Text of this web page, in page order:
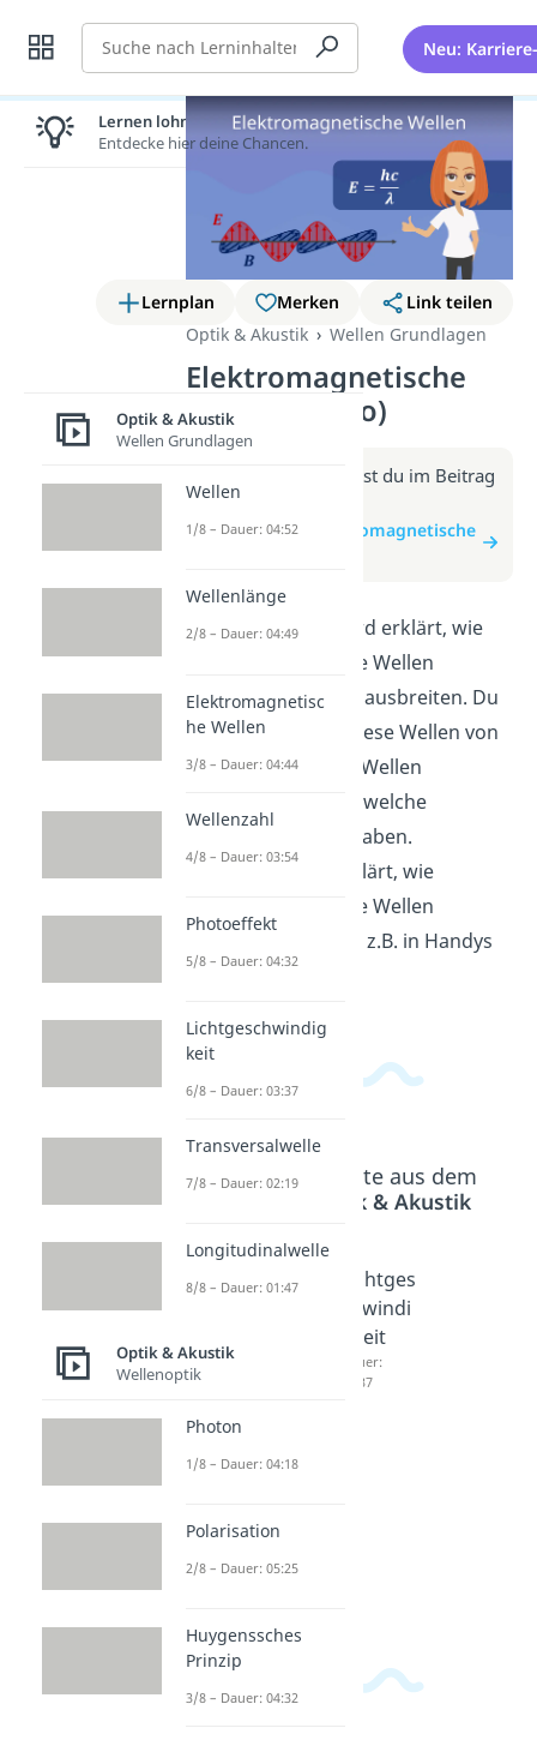
Suche Neu:
Lernplan Merken
Link teilen
Optik & Akustik
Wellen Grundlagen
Elektromagnetische
Wellen (Video)
Weitere Infos erhältst du im Beitrag
zum Video
zum Beitrag: Elektromagnetische
In diesem Video wird erklärt, wie
elektromagnetische Wellen
entstehen und sich ausbreiten. Du
erfährst, wie sich diese Wellen von
anderen Arten von Wellen
unterscheiden und welche
Eigenschaften sie haben.
Außerdem wird erklärt, wie
elektromagnetische Wellen
verwendet werden, z.B. in Handys
oder Radiowellen.
Beliebte Inhalte aus dem
Optik & Akustik
Wellenz
03:54
Photoef
Lichtges
chwindi
gkeit
Dauer:
03:37
Lernen lohnt sich!
Entdecke hier deine Chancen.
Optik & Akustik
Wellen Grundlagen
Wellen
1/8 – Dauer: 04:52
Wellenlänge
2/8 – Dauer: 04:49
Elektromagnetisc
he Wellen
3/8 – Dauer: 04:44
Wellenzahl
4/8 – Dauer: 03:54
Photoeffekt
5/8 – Dauer: 04:32
Lichtgeschwindig
keit
6/8 – Dauer: 03:37
Transversalwelle
7/8 – Dauer: 02:19
Longitudinalwelle
8/8 – Dauer: 01:47
Optik & Akustik
Wellenoptik
Photon
1/8 – Dauer: 04:18
Polarisation
2/8 – Dauer: 05:25
Huygenssches
Prinzip
3/8 – Dauer: 04:32